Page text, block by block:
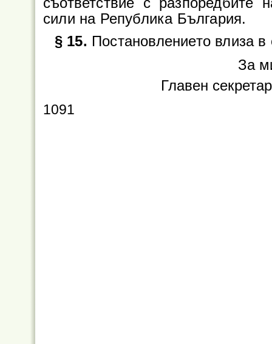
сили на Република България.
§ 15. Постановлението влиза
За
Главен
1091